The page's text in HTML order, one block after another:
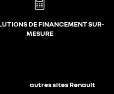
DE FINANCEMENT SUR-
MESURE
autres sites Renault